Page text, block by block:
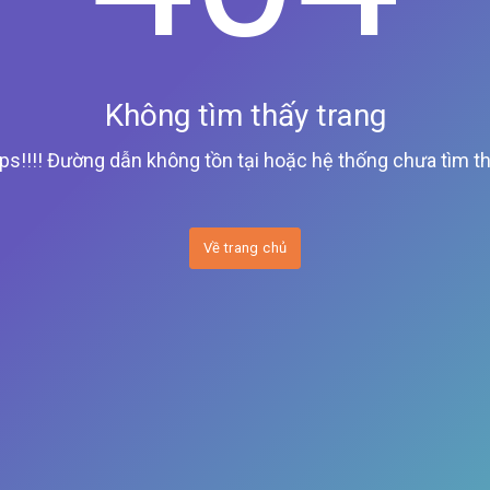
Không tìm thấy trang
Đường dẫn không tồn tại hoặc hệ thống chưa tìm
Về trang chủ